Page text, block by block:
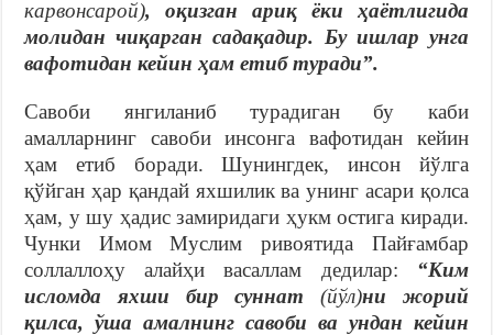
карвонсарой), оқизган ариқ ёки ҳаётлигида
молидан чиқарган садақадир. Бу ишлар унга
вафотидан кейин ҳам етиб туради”.
Савоби янгиланиб турадиган бу каби
амалларнинг савоби инсонга вафотидан кейин
ҳам етиб боради. Шунингдек, инсон йўлга
қўйган ҳар қандай яхшилик ва унинг асари қолса
ҳам, у шу ҳадис замиридаги ҳукм остига киради.
Чунки Имом Муслим ривоятида Пайғамбар
соллаллоҳу алайҳи васаллам дедилар: “Ким
исломда яхши бир суннат(йўл)ни жорий
қилса, ўша амалнинг савоби ва ундан кейин